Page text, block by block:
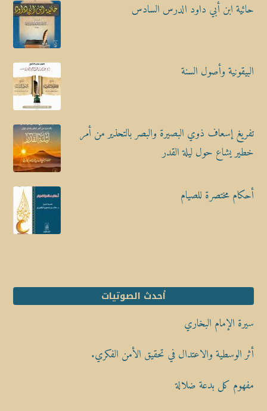
حائية ابن أبي داود الدرس السادس
البيقونية وأصول السنة
تفريغ إسعاف ذوي البصيرة والبصر بالتحذير من أمر
خطير يشاع حول ليلة القدر
أحكام مختصرة للصيام
أحدث الصوتيات
سيرة الإمام البخاري
أثر الوسطية والاعتدال في تحقيق الأمن الفكري.
مفهوم كل بدعة ضلالة